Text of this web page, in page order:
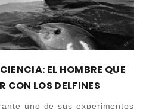
EL HOMBRE QUE
CON LOS DELFINES
uno de sus experimentos